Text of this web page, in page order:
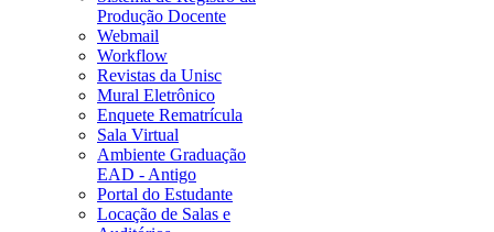
Produção Docente
Webmail
Workflow
Revistas da Unisc
Mural Eletrônico
Enquete Rematrícula
Sala Virtual
Ambiente Graduação
EAD - Antigo
Portal do Estudante
Locação de Salas e